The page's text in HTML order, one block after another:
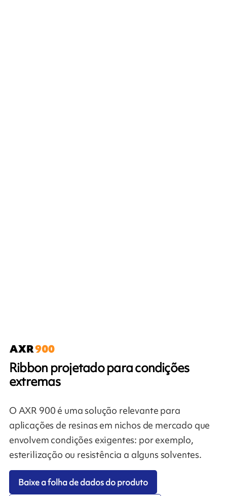
Ribbon projetado para condições
extremas
O AXR 900 é uma solução relevante para
aplicações de resinas em nichos de mercado que
envolvem condições exigentes: por exemplo,
esterilização ou resistência a alguns solventes.
Baixe a folha de dados do produto